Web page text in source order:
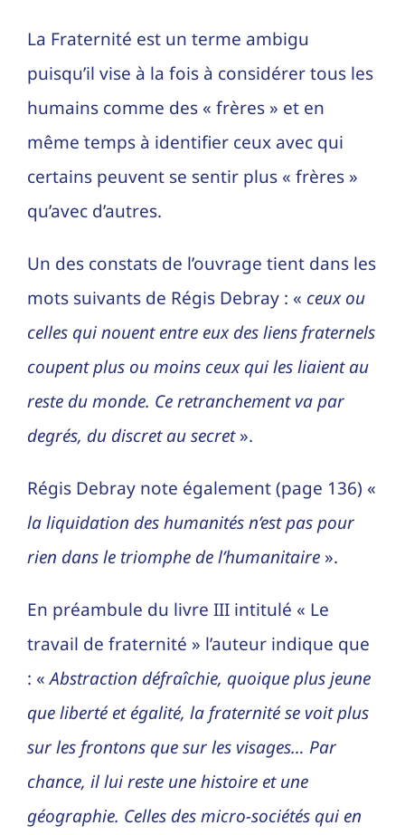
La Fraternité est un terme ambigu
puisqu’il vise à la fois à considérer tous les
humains comme des « frères » et en
même temps à identifier ceux avec qui
certains peuvent se sentir plus « frères »
qu’avec d’autres.
Un des constats de l’ouvrage tient dans les
mots suivants de Régis Debray : « ceux ou
celles qui nouent entre eux des liens fraternels
coupent plus ou moins ceux qui les liaient au
reste du monde. Ce retranchement va par
degrés, du discret au secret».
Régis Debray note également (page 136) «
la liquidation des humanités n’est pas pour
rien dans le triomphe de l’humanitaire».
En préambule du livre III intitulé « Le
travail de fraternité » l’auteur indique que
: «Abstraction défraîchie, quoique plus jeune
que liberté et égalité, la fraternité se voit plus
sur les frontons que sur les visages… Par
chance, il lui reste une histoire et une
géographie. Celles des micro-sociétés qui en